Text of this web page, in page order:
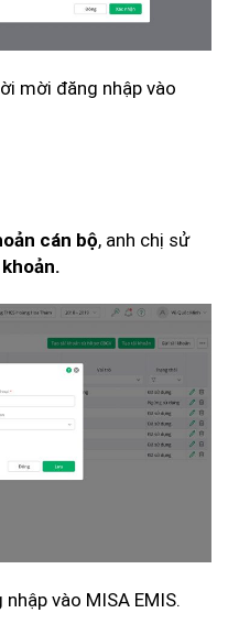
mời đăng nhập vào
cán bộ, anh chị sử
vào MISA EMIS.